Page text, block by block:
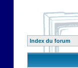
Index du forum